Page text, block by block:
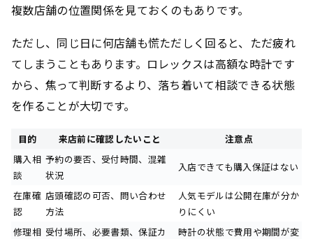
複数店舗の位置関係を見ておくのもありです。
ただし、同じ日に何店舗も慌ただしく回ると、ただ疲れ
てしまうこともあります。ロレックスは高額な時計です
から、焦って判断するより、落ち着いて相談できる状態
を作ることが大切です。
目的 来店前に確認したいこと
注意点
購入相
談
予約の要否、受付時間、混雑
状況
入店できても購入保証はない
在庫確
認
店頭確認の可否、問い合わせ
方法
人気モデルは公開在庫が分か
りにくい
修理相 受付場所、必要書類、保証カ
時計の状態で費用や期間が変